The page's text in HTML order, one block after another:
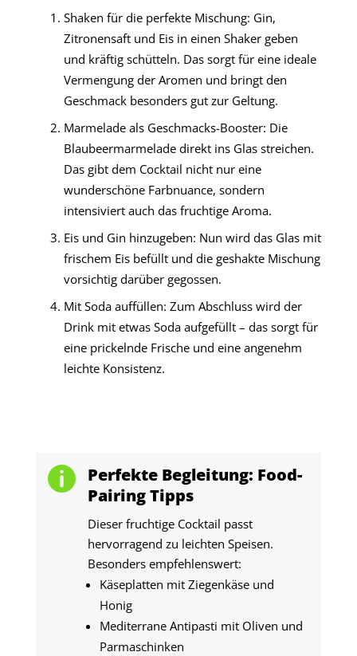
Shaken für die perfekte Mischung: Gin,
Zitronensaft und Eis in einen Shaker geben
und kräftig schütteln. Das sorgt für eine ideale
Vermengung der Aromen und bringt den
Geschmack besonders gut zur Geltung.
Marmelade als Geschmacks-Booster: Die
Blaubeermarmelade direkt ins Glas streichen.
Das gibt dem Cocktail nicht nur eine
wunderschöne Farbnuance, sondern
intensiviert auch das fruchtige Aroma.
Eis und Gin hinzugeben: Nun wird das Glas mit
frischem Eis befüllt und die geshakte Mischung
vorsichtig darüber gegossen.
Mit Soda auffüllen: Zum Abschluss wird der
Drink mit etwas Soda aufgefüllt – das sorgt für
eine prickelnde Frische und eine angenehm
leichte Konsistenz.
 Perfekte Begleitung: Food-
Pairing Tipps
Dieser fruchtige Cocktail passt
hervorragend zu leichten Speisen.
Besonders empfehlenswert:
Käseplatten mit Ziegenkäse und
Honig
Mediterrane Antipasti mit Oliven und
Parmaschinken